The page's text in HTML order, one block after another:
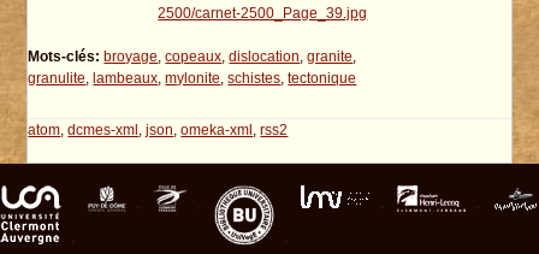
Mots-clés: broyage,copeaux,dislocation,granite,
granulite,lambeaux,mylonite,schistes,tectonique
atom,dcmes-xml,json,omeka-xml,rss2